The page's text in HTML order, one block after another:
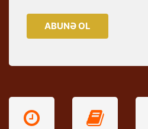
ABUNƏ OL